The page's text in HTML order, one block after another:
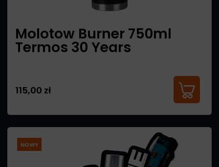
Molotow Burner 750ml
Termos 30 Years
115,00 zł
NOWY